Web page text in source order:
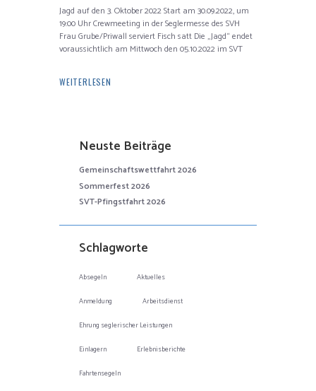
Jagd auf den 3. Oktober 2022 Start am 30.09.2022, um
19:00 Uhr Crewmeeting in der Seglermesse des SVH
Frau Grube/Priwall serviert Fisch satt Die „Jagd“ endet
voraussichtlich am Mittwoch den 05.10.2022 im SVT
WEITERLESEN
Neuste Beiträge
Gemeinschaftswettfahrt 2026
Sommerfest 2026
SVT-Pfingstfahrt 2026
Schlagworte
Absegeln Aktuelles
Anmeldung Arbeitsdienst
Ehrung seglerischer Leistungen
Einlagern Erlebnisberichte
Fahrtensegeln